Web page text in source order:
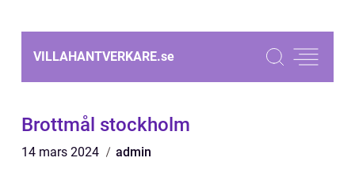
VILLAHANTVERKARE.se
Brottmål stockholm
14 mars 2024 admin